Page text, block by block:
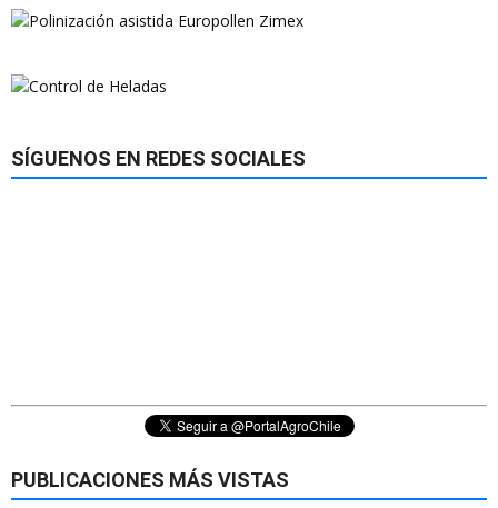
SÍGUENOS EN REDES SOCIALES
PUBLICACIONES MÁS VISTAS